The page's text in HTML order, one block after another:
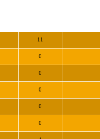
11
0
0
0
0
0